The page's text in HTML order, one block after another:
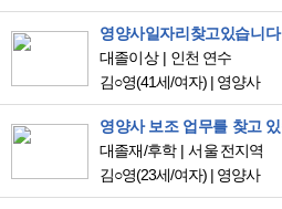
영양사일자리찾고있습니다
대졸이상
인천 연수
김○영(41세/여자) | 영양사
대졸재/후학
서울 전지역
김○영(23세/여자) | 영양사